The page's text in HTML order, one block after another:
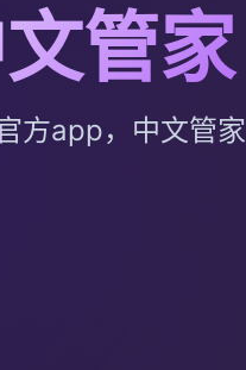
管家
方app，中文管家